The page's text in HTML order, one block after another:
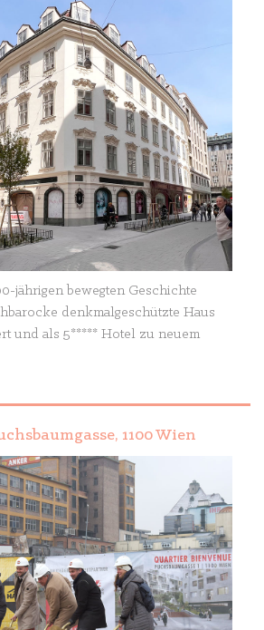
jährigen bewegten Geschichte
denkmalgeschützte Haus
und als 5***** Hotel zu neuem
1100 Wien